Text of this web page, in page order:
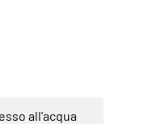
all'acqua